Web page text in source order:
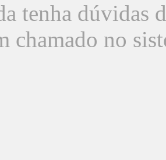
tenha dúvidas
chamado no